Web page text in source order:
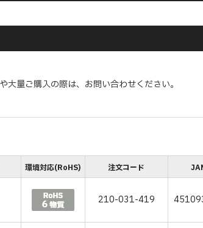
量ご購入の際は、お問い合わせください。
環境対応(RoHS) 注文コード
210-031-419